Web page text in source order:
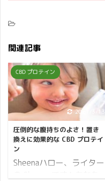
関連記事
CBD プロテイン
2021/3/13
圧倒的な腹持ちのよさ！置き
換えに効果的な CBD プロテイ
ン
Sheenaハロー、ライター